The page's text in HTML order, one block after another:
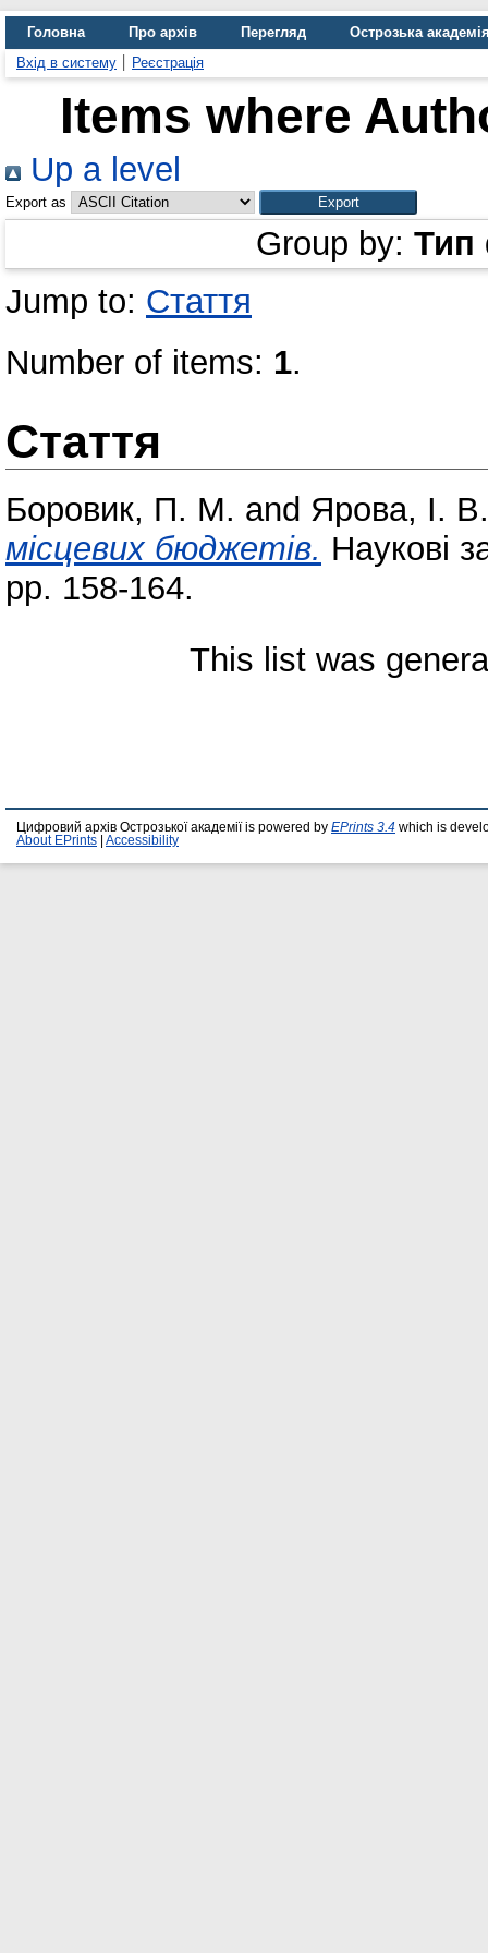
Головна Про архів Перегляд
Острозька
Вхід в систему
Реєстрація
Items where
Up a level
Export as
Group by: Тип
Jump to: Стаття
Number of items: 1.
Стаття
Боровик, П. М. and Ярова, І. В.
місцевих бюджетів. Наукові
pp. 158-164.
This list was
Цифровий архів Острозької академії is powered by EPrints 3.4 which is
About EPrints
Accessibility